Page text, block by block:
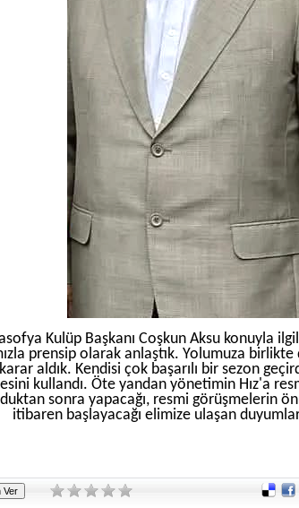
Kulüp Başkanı Coşkun Aksu konuyla
prensip olarak anlaştık. Yolumuza
aldık. Kendisi çok başarılı bir sezon
kullandı. Öte yandan yönetimin Hız'a
sonra yapacağı, resmi görüşmelerin
itibaren başlayacağı elimize ulaşan